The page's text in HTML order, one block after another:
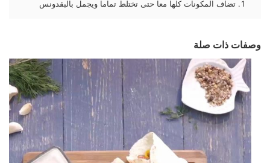
تضاف المكونات كلها معا حتى تختلط تماما ويجمل بالبقدونس
وصفات ذات صلة